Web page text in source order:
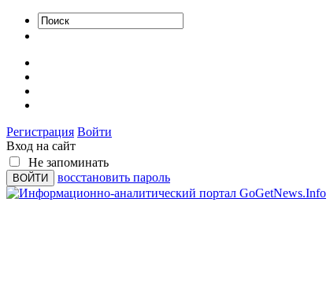
Регистрация Войти
Вход на сайт
Не запоминать
восстановить пароль